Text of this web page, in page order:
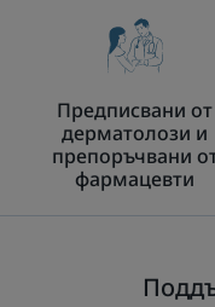
Предписвани от
дерматолози и
препоръчвани
фармацевти